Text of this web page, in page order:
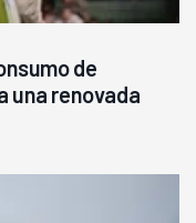
de
una renovada